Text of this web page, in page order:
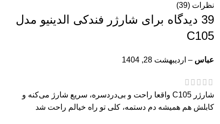
نظرات (39)
39 دیدگاه برای
شارژر فندکی الدینیو مدل
C105
عباس – اردیبهشت 28, 1404
شارژر C105 واقعا راحت و بی‌دردسره، سریع شارژ می‌کنه و
کابلش هم همیشه دم دستمه، کلی تو راه خیالم راحت شد